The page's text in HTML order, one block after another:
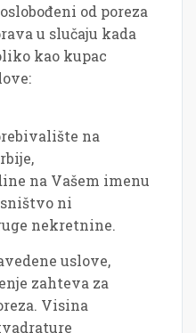
od poreza
u slučaju kada
kao kupac
na
na Vašem imenu
ni
nekretnine.
uslove,
zahteva za
Visina